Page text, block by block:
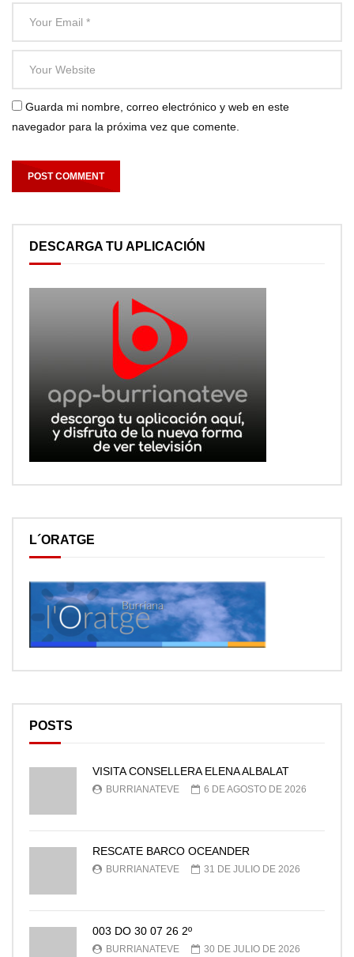
Guarda mi nombre, correo electrónico y web en este
navegador para la próxima vez que comente.
DESCARGA TU APLICACIÓN
L´ORATGE
POSTS
VISITA CONSELLERA ELENA ALBALAT
BURRIANATEVE 6 DE AGOSTO DE 2026
RESCATE BARCO OCEANDER
BURRIANATEVE 31 DE JULIO DE 2026
003 DO 30 07 26 2º
BURRIANATEVE 30 DE JULIO DE 2026